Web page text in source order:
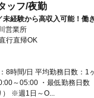
ッフ/夜勤
未経験から高収入可能！働
せんか！【月収34万円以
ト申請が可能です！週1日
わせてお仕事しませんか
。
営業所
行直帰OK
8時間/日 平均勤務日数：1
～05:00 ・最低勤務日数
※週1日～O...